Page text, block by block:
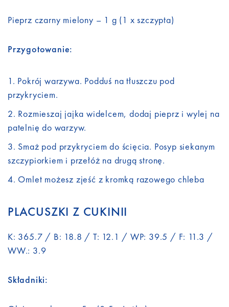
Pieprz czarny mielony – 1 g (1 x szczypta)
Przygotowanie:
Pokrój warzywa. Podduś na tłuszczu pod
przykryciem.
Rozmieszaj jajka widelcem, dodaj pieprz i wylej na
patelnię do warzyw.
Smaż pod przykryciem do ścięcia. Posyp siekanym
szczypiorkiem i przełóż na drugą stronę.
Omlet możesz zjeść z kromką razowego chleba
PLACUSZKI Z CUKINII
K: 365.7 / B: 18.8 / T: 12.1 / WP: 39.5 / F: 11.3 /
WW.: 3.9
Składniki: